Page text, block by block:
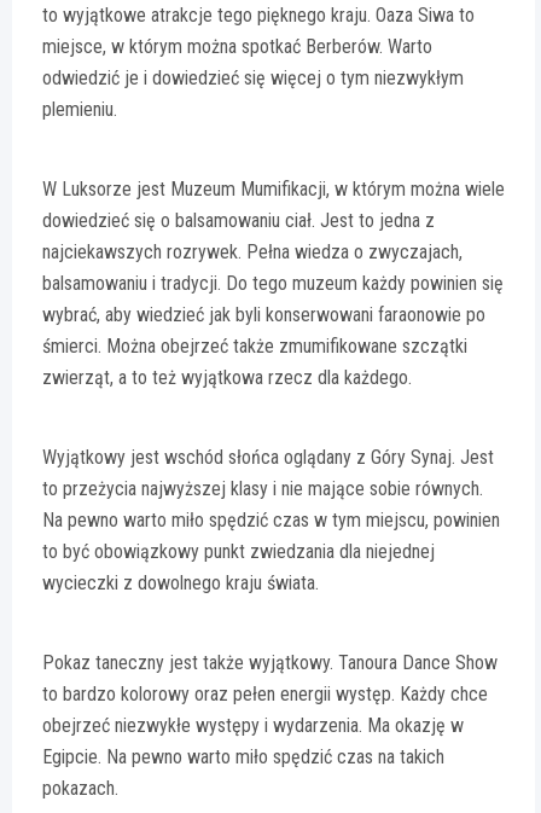
to wyjątkowe atrakcje tego pięknego kraju. Oaza Siwa to
miejsce, w którym można spotkać Berberów. Warto
odwiedzić je i dowiedzieć się więcej o tym niezwykłym
plemieniu.
W Luksorze jest Muzeum Mumifikacji, w którym można wiele
dowiedzieć się o balsamowaniu ciał. Jest to jedna z
najciekawszych rozrywek. Pełna wiedza o zwyczajach,
balsamowaniu i tradycji. Do tego muzeum każdy powinien się
wybrać, aby wiedzieć jak byli konserwowani faraonowie po
śmierci. Można obejrzeć także zmumifikowane szczątki
zwierząt, a to też wyjątkowa rzecz dla każdego.
Wyjątkowy jest wschód słońca oglądany z Góry Synaj. Jest
to przeżycia najwyższej klasy i nie mające sobie równych.
Na pewno warto miło spędzić czas w tym miejscu, powinien
to być obowiązkowy punkt zwiedzania dla niejednej
wycieczki z dowolnego kraju świata.
Pokaz taneczny jest także wyjątkowy. Tanoura Dance Show
to bardzo kolorowy oraz pełen energii występ. Każdy chce
obejrzeć niezwykłe występy i wydarzenia. Ma okazję w
Egipcie. Na pewno warto miło spędzić czas na takich
pokazach.